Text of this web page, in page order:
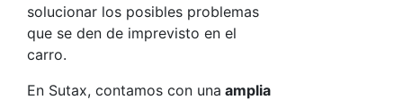
solucionar los posibles problemas
que se den de imprevisto en el
carro.
En Sutax, contamos con una amplia